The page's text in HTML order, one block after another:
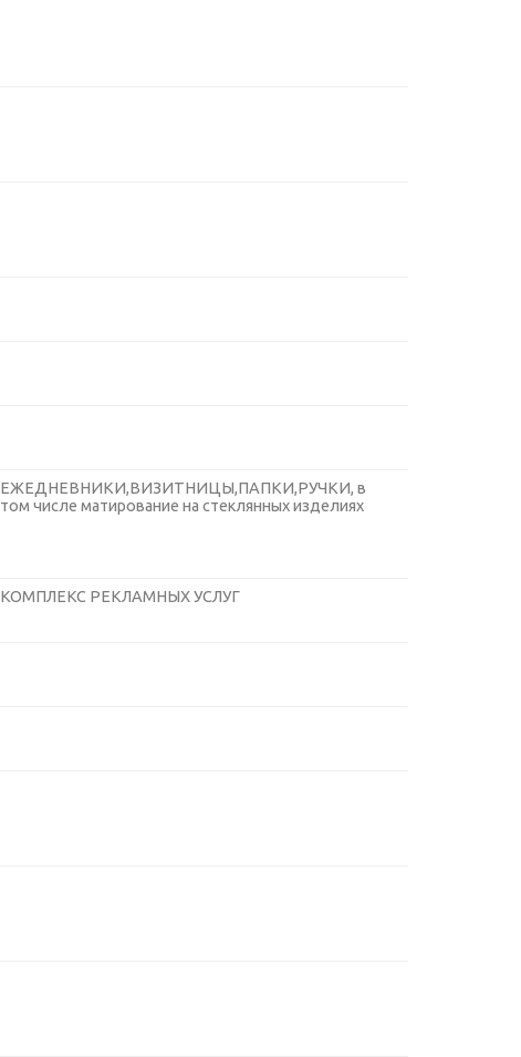
ЕЖЕДНЕВНИКИ,ВИЗИТНИЦЫ,ПАПКИ,РУЧКИ, в
том числе матирование на стеклянных изделиях
КОМПЛЕКС РЕКЛАМНЫХ УСЛУГ